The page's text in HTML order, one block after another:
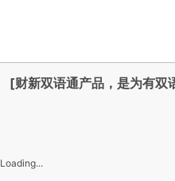
[财新双语通产品，是为有双
Loading...